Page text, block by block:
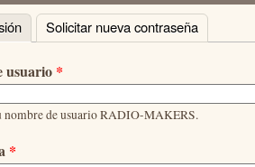
(solapa activa)
Solicitar nueva contraseña
usuario *
nombre de usuario RADIO-MAKERS.
*